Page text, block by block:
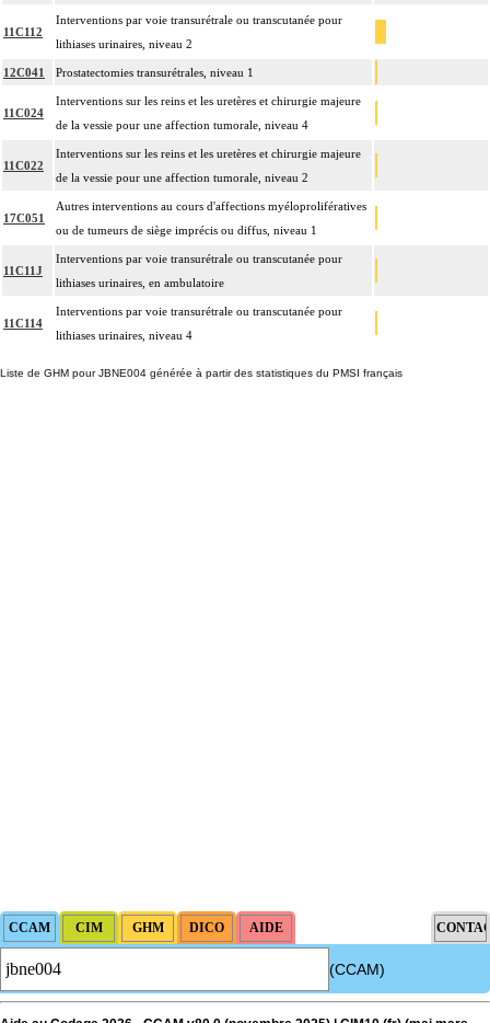
11C112
Interventions par voie transurétrale ou transcutanée pour
lithiases urinaires, niveau 2
12C041 Prostatectomies transurétrales, niveau 1
11C024
Interventions sur les reins et les uretères et chirurgie majeure
de la vessie pour une affection tumorale, niveau 4
11C022
Interventions sur les reins et les uretères et chirurgie majeure
de la vessie pour une affection tumorale, niveau 2
17C051
Autres interventions au cours d'affections myéloprolifératives
ou de tumeurs de siège imprécis ou diffus, niveau 1
11C11J
Interventions par voie transurétrale ou transcutanée pour
lithiases urinaires, en ambulatoire
11C114
Interventions par voie transurétrale ou transcutanée pour
lithiases urinaires, niveau 4
Liste de GHM pour JBNE004 générée à partir des statistiques du PMSI français
(CCAM)